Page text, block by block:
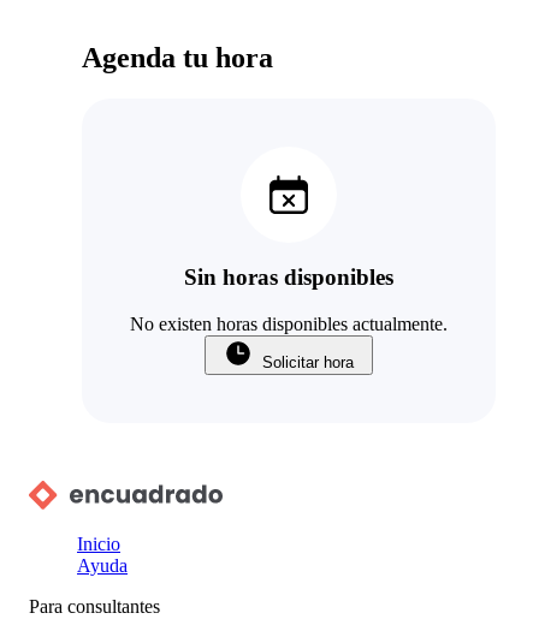
Agenda tu hora
Sin horas disponibles
No existen horas disponibles actualmente.
Solicitar hora
Inicio
Ayuda
Para consultantes